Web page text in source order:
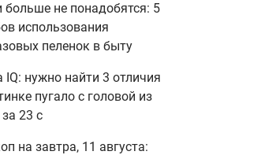
больше не понадобятся: 5
использования
пеленок в быту
IQ: нужно найти 3 отличия
пугало с головой из
23 с
на завтра, 11 августа: